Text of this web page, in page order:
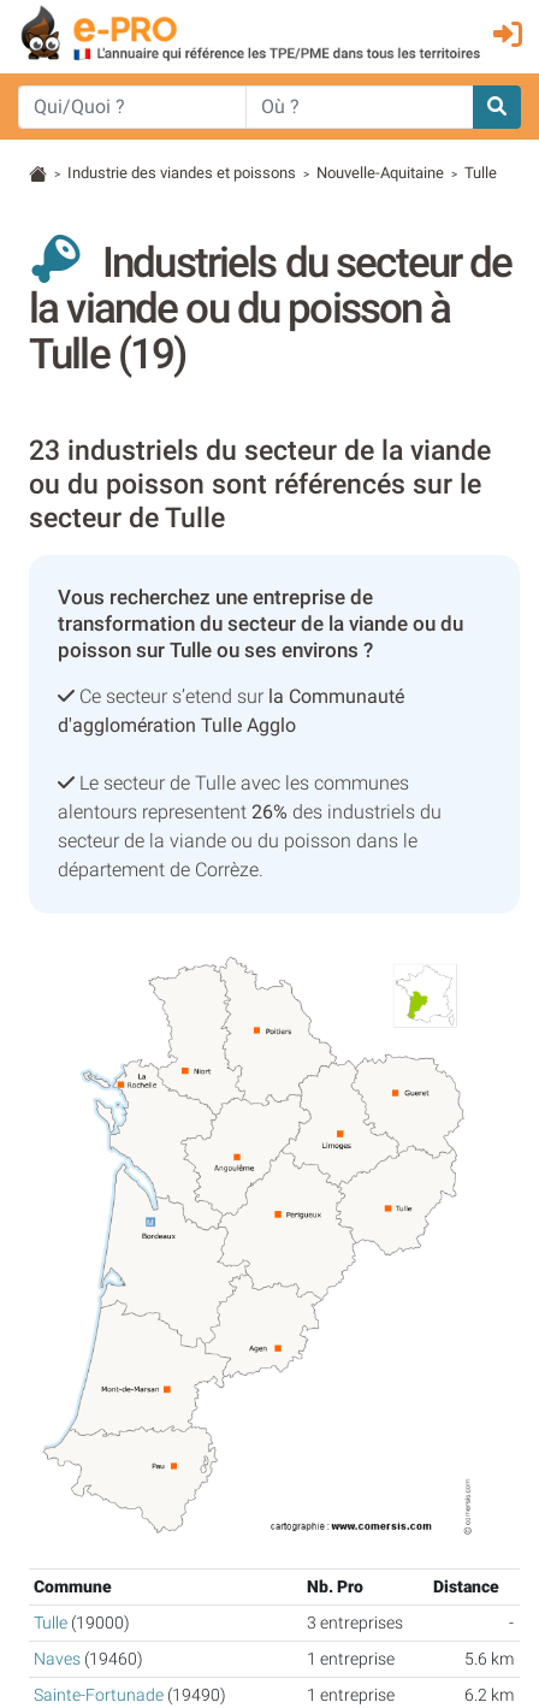
> Industrie des viandes et poissons > Nouvelle-Aquitaine > Tulle
Industriels du secteur de
la viande ou du poisson à
Tulle (19)
23 industriels du secteur de la viande
ou du poisson sont référencés sur le
secteur de Tulle
Vous recherchez une entreprise de
transformation du secteur de la viande ou du
poisson sur Tulle ou ses environs ?
Ce secteur s’etend sur la Communauté
d'agglomération Tulle Agglo
Le secteur de Tulle avec les communes
alentours representent 26% des industriels du
secteur de la viande ou du poisson dans le
département de Corrèze.
Commune Nb. Pro
Distance
Tulle (19000) 3 entreprises
-
Naves (19460) 1 entreprise
5.6 km
Sainte-Fortunade (19490) 1 entreprise
6.2 km